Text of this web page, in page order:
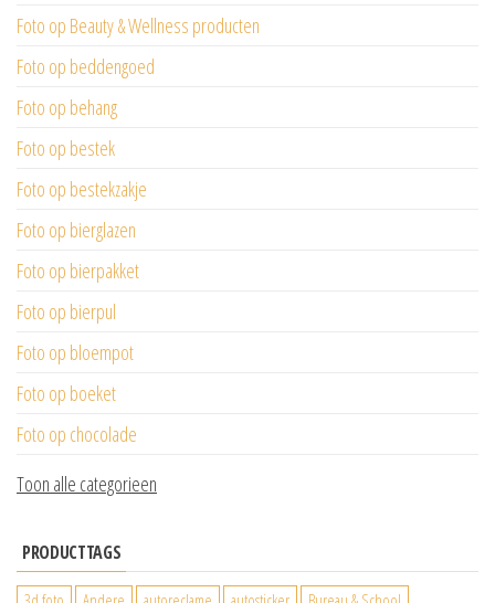
Foto op Beauty & Wellness producten
Foto op beddengoed
Foto op behang
Foto op bestek
Foto op bestekzakje
Foto op bierglazen
Foto op bierpakket
Foto op bierpul
Foto op bloempot
Foto op boeket
Foto op chocolade
Toon alle categorieen
PRODUCTTAGS